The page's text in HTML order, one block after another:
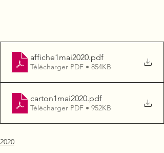
affiche1mai2020.pdf
Télécharger PDF • 854KB
carton1mai2020.pdf
Télécharger PDF • 952KB
2020